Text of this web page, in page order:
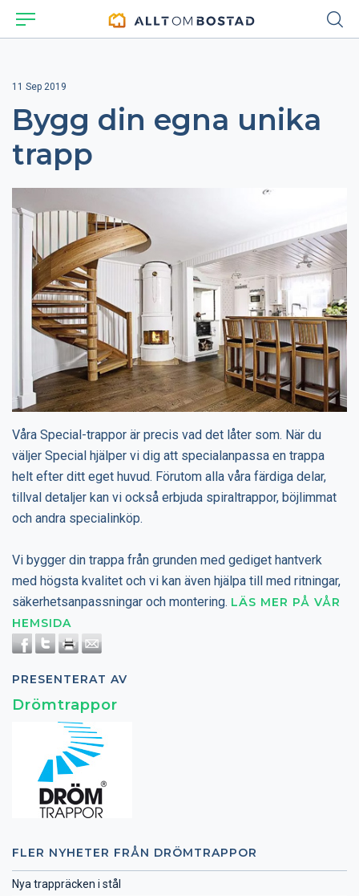
11 Sep 2019
Bygg din egna unika
trapp
Våra Special-trappor är precis vad det låter som. När du
väljer Special hjälper vi dig att specialanpassa en trappa
helt efter ditt eget huvud. Förutom alla våra färdiga delar,
tillval detaljer kan vi också erbjuda spiraltrappor, böjlimmat
och andra specialinköp.
Vi bygger din trappa från grunden med gediget hantverk
med högsta kvalitet och vi kan även hjälpa till med ritningar,
säkerhetsanpassningar och montering. LÄS MER PÅ VÅR
HEMSIDA
PRESENTERAT AV
Drömtrappor
FLER NYHETER FRÅN DRÖMTRAPPOR
Nya trappräcken i stål